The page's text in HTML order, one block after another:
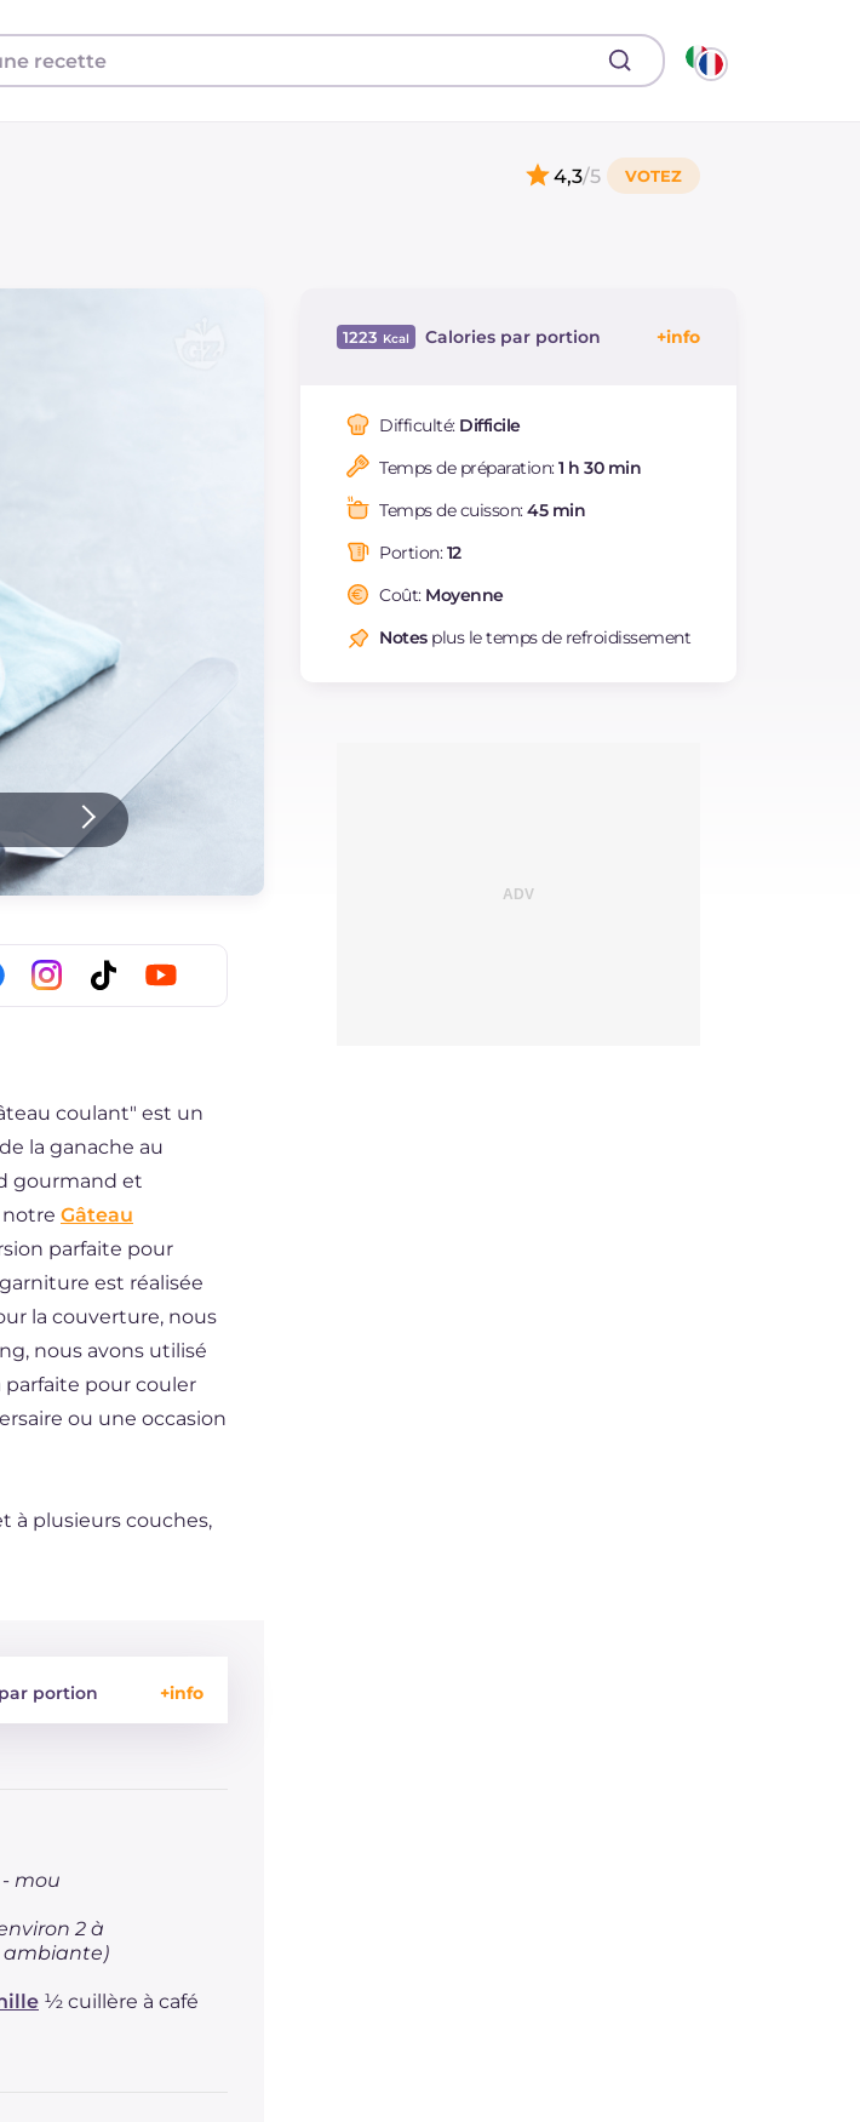
4,3/5
1223 Calories par portion
Dont sucres
Protéine g
Graisses
saturés
Fibre
Cholestérol
Sodium mg 65
Difficulté: Difficile
Temps de préparation:1 h 30 min
Temps de cuisson:45 min
Portion:12
Coût: Moyenne
Notesplus le temps de refroidissement
coulant" est un
la ganache au
gourmand et
Gâteau
parfaite pour
est réalisée
la couverture, nous
nous avons utilisé
parfaite pour couler
ou une occasion
à plusieurs couches,
portion
mg
mg 65
mou
2 à
½ cuillère à café